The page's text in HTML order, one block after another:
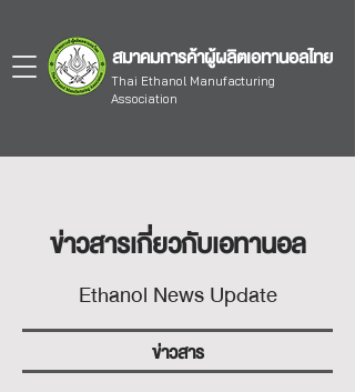
สมาคมการค้าผู้ผลิตเอทานอลไทย
Thai Ethanol Manufacturing
Association
ข่าวสารเกี่ยวกับเอทานอล
Ethanol News Update
ข่าวสาร